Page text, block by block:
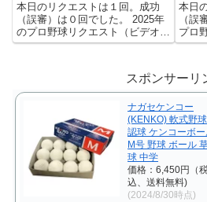
本日のリクエストは１回。成功
（誤審）は０回でした。 2025年
のプロ野球リクエスト（ビデオ判
定）成績を記録集計しています。
これで0.0%。リクエスト数11
回、成功0回、失敗11回となりま
した。 【リクエスト結果...
本日
（誤
プロ
定）
回、
りま
スポンサーリ
ナガセケンコー
(KENKO) 軟式野
認球 ケンコーボ
M号 野球 ボール
球 中学
価格：6,450円（
込、送料無料)
(2024/8/30時点)